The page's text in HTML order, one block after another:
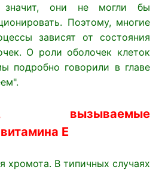
значит, они не могли бы
Поэтому, многие
зависят от состояния
О роли оболочек клеток
подробно говорили в главе
вызываемые
Е
В типичных случаях